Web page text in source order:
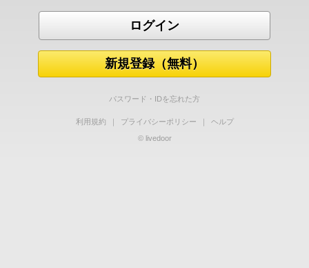
新規登録（無料）
パスワード・IDを忘れた方
利用規約 ｜ プライバシーポリシー ｜
ヘルプ
© livedoor